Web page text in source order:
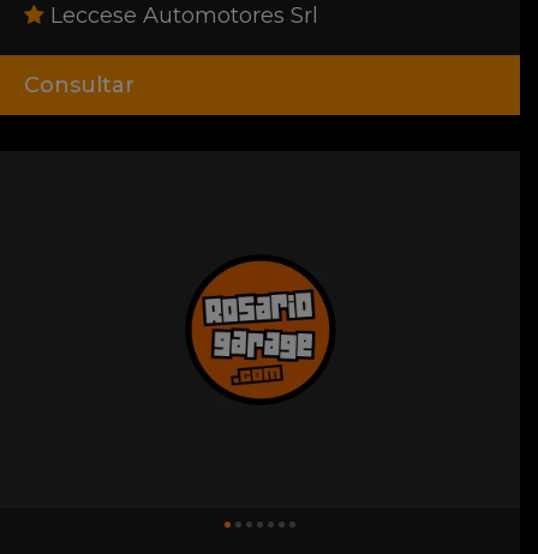
Leccese Automotores Srl
Consultar